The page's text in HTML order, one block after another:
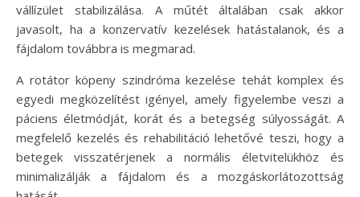
vállízület stabilizálása. A műtét általában csak akkor
javasolt, ha a konzervatív kezelések hatástalanok, és a
fájdalom továbbra is megmarad.
A rotátor köpeny szindróma kezelése tehát komplex és
egyedi megközelítést igényel, amely figyelembe veszi a
páciens életmódját, korát és a betegség súlyosságát. A
megfelelő kezelés és rehabilitáció lehetővé teszi, hogy a
betegek visszatérjenek a normális életvitelükhöz és
minimalizálják a fájdalom és a mozgáskorlátozottság